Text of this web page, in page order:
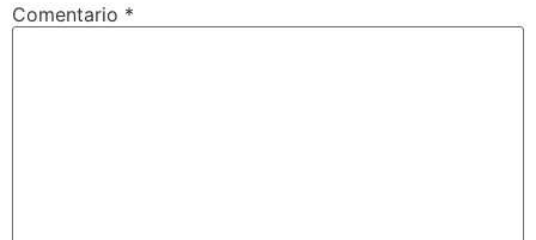
Comentario *